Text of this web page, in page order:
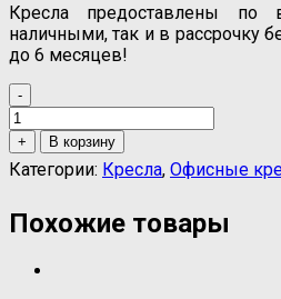
Кресла предоставлены
наличными, так и в рассрочку
до 6 месяцев!
-
Количество
товара
Oфисное
кресло
+ В корзину
Категории: Кресла, Офисные
Похожие товары